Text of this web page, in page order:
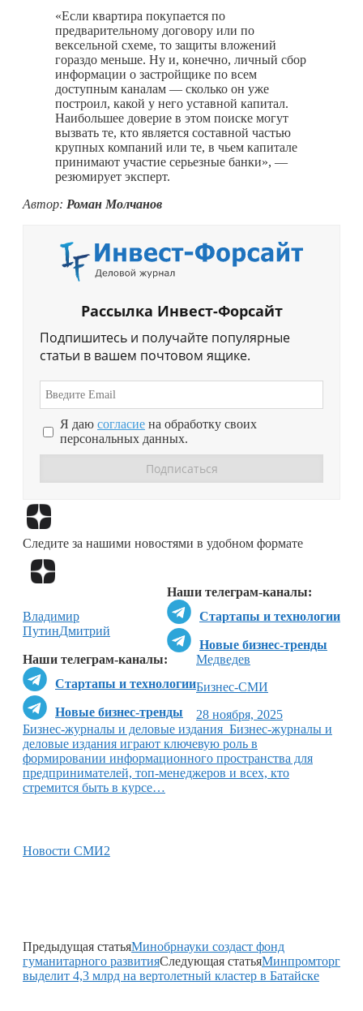
«Если квартира покупается по
предварительному договору или по
вексельной схеме, то защиты вложений
гораздо меньше. Ну и, конечно, личный сбор
информации о застройщике по всем
доступным каналам — сколько он уже
построил, какой у него уставной капитал.
Наибольшее доверие в этом поиске могут
вызвать те, кто является составной частью
крупных компаний или те, в чьем капитале
принимают участие серьезные банки», —
резюмирует эксперт.
Автор: Роман Молчанов
Рассылка Инвест-Форсайт
Подпишитесь и получайте популярные
статьи в вашем почтовом ящике.
Я даю согласие на обработку своих
персональных данных.
Следите за нашими новостями в удобном формате
Наши телеграм-каналы:
Стартапы и технологии
Новые бизнес-тренды
Наши телеграм-каналы:
Стартапы и технологии
Новые бизнес-тренды
Владимир
ПутинДмитрий
Медведев
Бизнес-СМИ
28 ноября, 2025
Бизнес-журналы и деловые издания Бизнес-журналы и
деловые издания играют ключевую роль в
формировании информационного пространства для
предпринимателей, топ-менеджеров и всех, кто
стремится быть в курсе…
Новости СМИ2
Предыдущая статьяМинобрнауки создаст фонд
гуманитарного развитияСледующая статьяМинпромторг
выделит 4,3 млрд на вертолетный кластер в Батайске